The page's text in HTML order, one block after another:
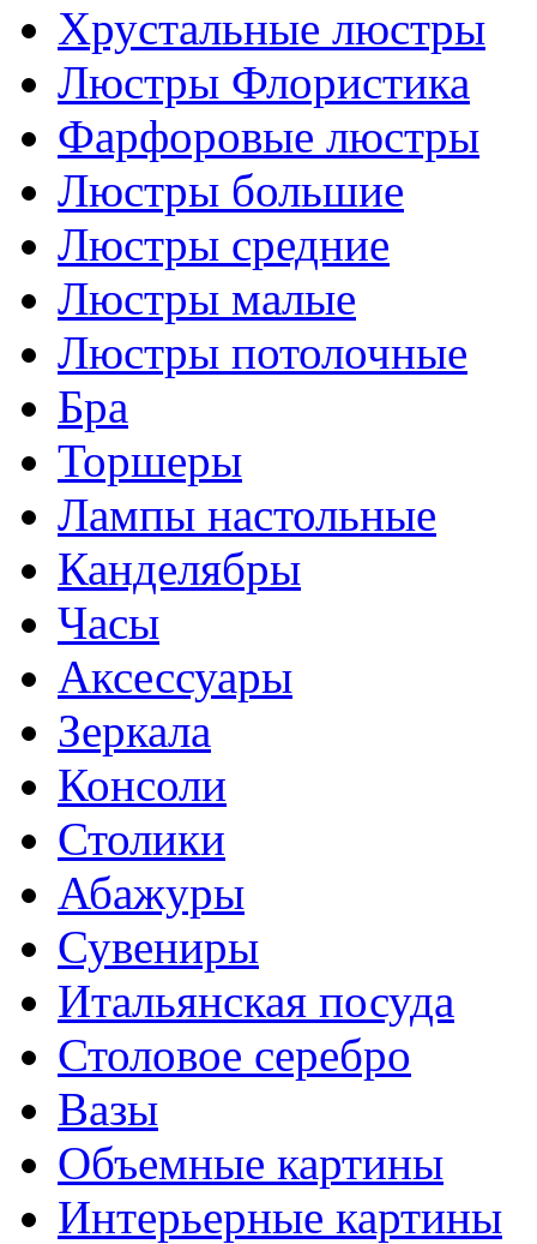
Хрустальные люстры
Люстры Флористика
Фарфоровые люстры
Люстры большие
Люстры средние
Люстры малые
Люстры потолочные
Бра
Торшеры
Лампы настольные
Канделябры
Часы
Аксессуары
Зеркала
Консоли
Столики
Абажуры
Сувениры
Итальянская посуда
Столовое серебро
Вазы
Объемные картины
Интерьерные картины